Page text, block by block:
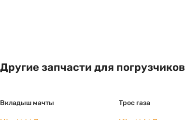
Другие запчасти для погрузчиков
Вкладыш мачты Трос газа